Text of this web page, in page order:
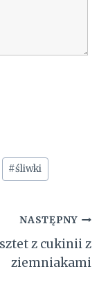
#śliwki
NASTĘPNY
z cukinii z
ziemniakami